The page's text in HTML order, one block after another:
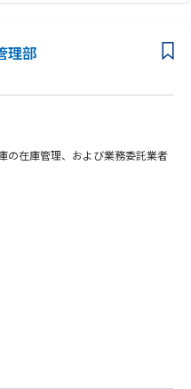
を一括して管理し、従業員の健康
してのストレスチェックの実施
し、スケジュール調整および費用
ら、快適な出張環境を提供。
備を行い、就業規則の整合性およ
各部門との調整を図り、速やかな
すい教育と周知活動を行い、全従
備。
理部
の在庫管理、および業務委託業者
理
が稼働し始め、2027年量産化に
ーカーなど多岐に渡りますがスマ
う製品に必要不可欠な半導体。
たず、特に近年AIやIoTといった